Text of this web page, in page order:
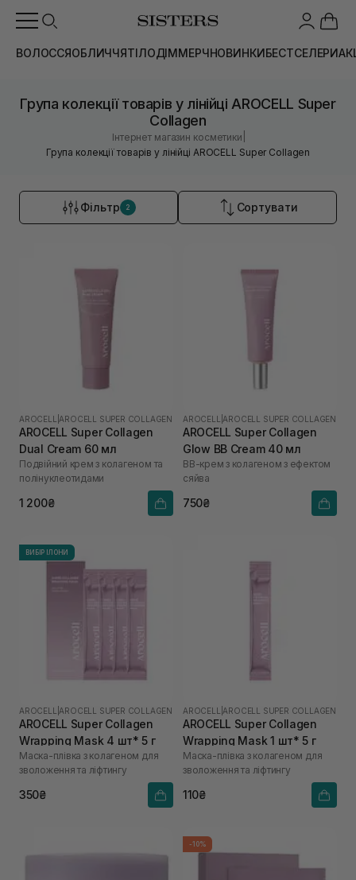
ВОЛОССЯОБЛИЧЧЯТІЛОДІММЕРЧНОВИНКИБЕСТСЕЛЕРИ
Група колекції товарів у лінійці AROCELL Super
Collagen
Інтернет магазин косметики
Група колекції товарів у лінійці AROCELL Super Collagen
Фільтр 2 Сортувати
AROCELL AROCELL SUPER COLLAGEN
AROCELL Super Collagen
Dual Cream 60 мл
Подвійний крем з колагеном та
полінуклеотидами
1 200₴
AROCELL AROCELL SUPER COLLAGEN
AROCELL Super Collagen
Glow BB Cream 40 мл
ВВ-крем з колагеном з ефектом
сяйва
750₴
ВИБІР ІЛОНИ
AROCELL AROCELL SUPER COLLAGEN
AROCELL Super Collagen
Wrapping Mask 4 шт* 5 г
Маска-плівка з колагеном для
зволоження та ліфтингу
350₴
AROCELL AROCELL SUPER COLLAGEN
AROCELL Super Collagen
Wrapping Mask 1 шт* 5 г
Маска-плівка з колагеном для
зволоження та ліфтингу
110₴
-10%